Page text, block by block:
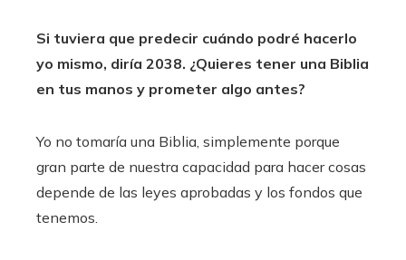
Si tuviera que predecir cuándo podré hacerlo
yo mismo, diría 2038. ¿Quieres tener una Biblia
en tus manos y prometer algo antes?
Yo no tomaría una Biblia, simplemente porque
gran parte de nuestra capacidad para hacer cosas
depende de las leyes aprobadas y los fondos que
tenemos.